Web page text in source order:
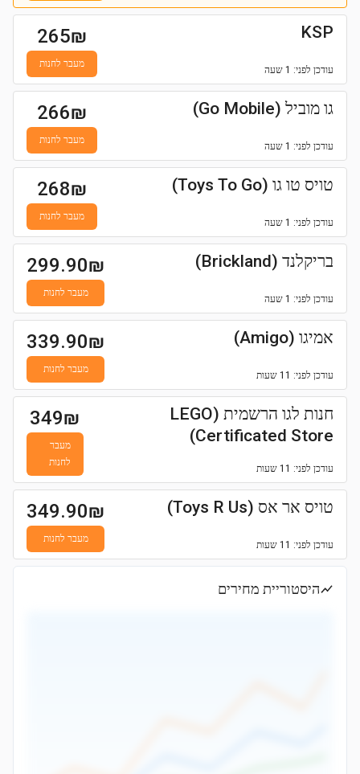
KSP
עודכן לפני: 1 שעה
265₪
מעבר לחנות
גו מוביל (Go Mobile)
עודכן לפני: 1 שעה
266₪
מעבר לחנות
טויס טו גו (Toys To Go)
עודכן לפני: 1 שעה
268₪
מעבר לחנות
בריקלנד (Brickland)
עודכן לפני: 1 שעה
299.90₪
מעבר לחנות
אמיגו (Amigo)
עודכן לפני: 11 שעות
339.90₪
מעבר לחנות
חנות לגו הרשמית (LEGO
Certificated Store)
עודכן לפני: 11 שעות
349₪
מעבר
לחנות
טויס אר אס (Toys R Us)
עודכן לפני: 11 שעות
349.90₪
מעבר לחנות
היסטוריית מחירים